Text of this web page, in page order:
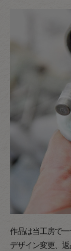
作品は当工房で
デザイン変更、